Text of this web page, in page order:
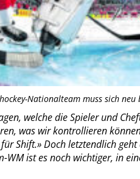
Nationalteam muss sich
welche die Spieler und
was wir kontrollieren
Shift.» Doch letztendlich
WM ist es noch wichtiger, in